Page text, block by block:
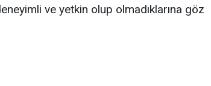
ve yetkin olup olmadıklarına göz